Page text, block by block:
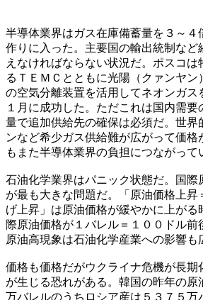
半導体業界はガス在庫備蓄量を３～４
作りに入った。主要国の輸出統制など
えなければならない状況だ。ポスコは
るＴＥＭＣとともに光陽（クァンヤン
の空気分離装置を活用してネオンガス
１月に成功した。ただこれは国内需要
量で追加供給先の確保は必須だ。世界
ンなど希少ガス供給難が広がって価
もまた半導体業界の負担につながって
石油化学業界はパニック状態だ。国際
が最も大きな問題だ。「原油価格上昇
げ上昇」は原油価格が緩やかに上がる
際原油価格が１バレル＝１００ドル前
原油高現象は石油化学産業への影響も
価格も価格だがウクライナ危機が長期
が生じる恐れがある。韓国の昨年の原
万バレルのうちロシア産は５３７５万